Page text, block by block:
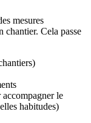
mesures
chantier. Cela passe
le
habitudes)